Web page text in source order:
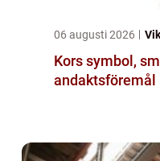
06 augusti 2026
Kors symbol, smycke och
andaktsföremål